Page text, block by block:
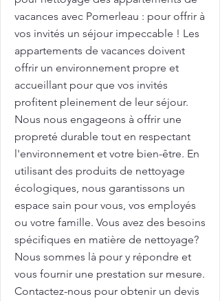
vacances avec Pomerleau : pour offrir à
vos invités un séjour impeccable ! Les
appartements de vacances doivent
offrir un environnement propre et
accueillant pour que vos invités
profitent pleinement de leur séjour.
Nous nous engageons à offrir une
propreté durable tout en respectant
l'environnement et votre bien-être. En
utilisant des produits de nettoyage
écologiques, nous garantissons un
espace sain pour vous, vos employés
ou votre famille. Vous avez des besoins
spécifiques en matière de nettoyage?
Nous sommes là pour y répondre et
vous fournir une prestation sur mesure.
Contactez-nous pour obtenir un devis